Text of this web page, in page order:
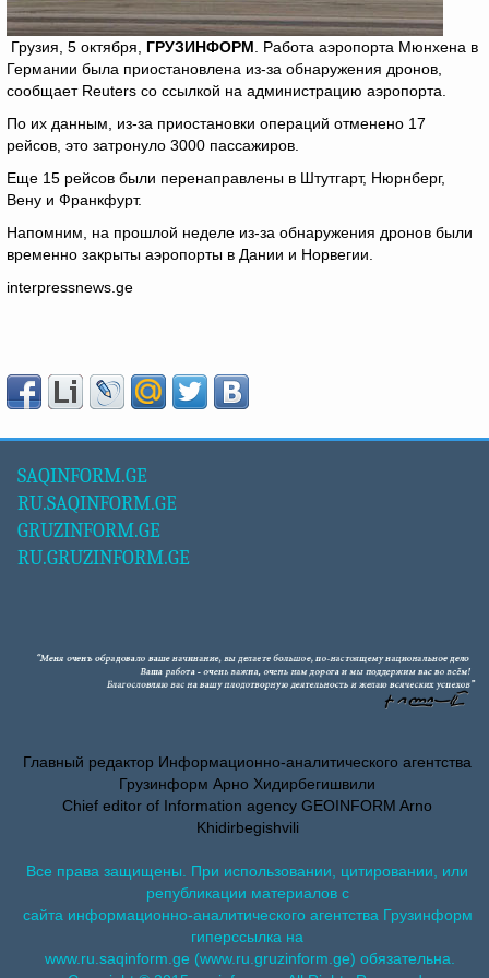
Грузия, 5 октября, ГРУЗИНФОРМ . Работа аэропорта Мюнхена в
Германии была приостановлена ​​из-за обнаружения дронов,
сообщает Reuters со ссылкой на администрацию аэропорта.
По их данным, из-за приостановки операций отменено 17
рейсов, это затронуло 3000 пассажиров.
Еще 15 рейсов были перенаправлены в Штутгарт, Нюрнберг,
Вену и Франкфурт.
Напомним, на прошлой неделе из-за обнаружения дронов были
временно закрыты аэропорты в Дании и Норвегии.
interpressnews.ge
SAQINFORM.GE
RU.SAQINFORM.GE
GRUZINFORM.GE
RU.GRUZINFORM.GE
Главный редактор Информационно-аналитического агентства
Грузинформ Арно Хидирбегишвили
Chief editor of Information agency GEOINFORM Arno
Khidirbegishvili
Все права защищены. При использовании, цитировании, или
републикации материалов с
сайта информационно-аналитического агентства Грузинформ
гиперссылка на
www.ru.saqinform.ge (www.ru.gruzinform.ge) обязательна.